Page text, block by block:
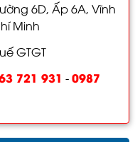
6D, Ấp 6A, Vĩnh
Minh
GTGT
721 931 -0987